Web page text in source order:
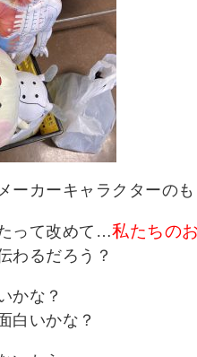
ーカーキャラクターの
って改めて…私たちの
わるだろう？
かな？
白いかな？